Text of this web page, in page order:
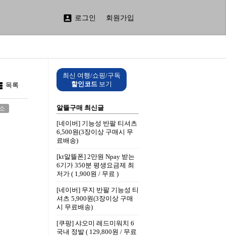
 로그인 회원가입
목록
최신 여행/쇼핑/구독
할인코드보기
알뜰구매 최신글
[네이버] 기능성 반팔 티셔츠
6,500원(3장이상 구매시 무
료배송)
[kt알뜰폰] 2만원 Npay 받는
6기가 350분 평생요금제 최
저가 ( 1,900원 / 무료 )
[네이버] 무지 반팔 기능성 티
셔츠 5,900원(3장이상 구매
시 무료배송)
[쿠팡] 샤오미 레드미워치 6
국내 정발 ( 129,800원 / 무료